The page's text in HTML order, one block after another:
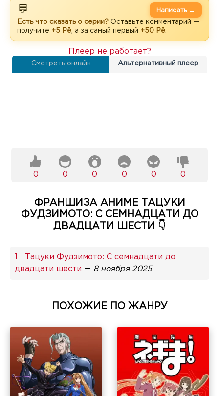
💬
Есть что сказать о серии? Оставьте комментарий —
получите +5 Рё , а за самый первый +50 Рё
Написать →
Смотреть онлайн Альтернативный плеер
Плеер не работает?
0 0 0 0 0 0
ФРАНШИЗА АНИМЕ ТАЦУКИ
ФУДЗИМОТО: С СЕМНАДЦАТИ ДО
ДВАДЦАТИ ШЕСТИ 👇
Тацуки Фудзимото: С семнадцати до
двадцати шести — 8 ноября 2025
ПОХОЖИЕ ПО ЖАНРУ